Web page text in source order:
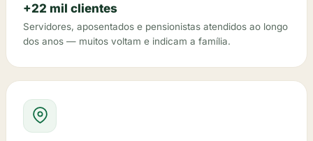
+22 mil clientes
Servidores, aposentados e pensionistas atendidos ao longo
dos anos — muitos voltam e indicam a família.